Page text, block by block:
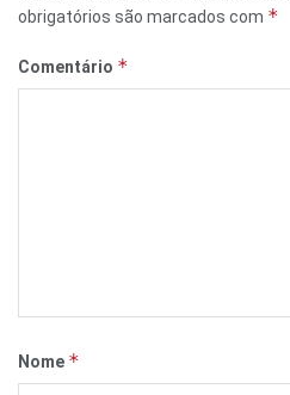
obrigatórios são marcados com *
Comentário *
Nome *